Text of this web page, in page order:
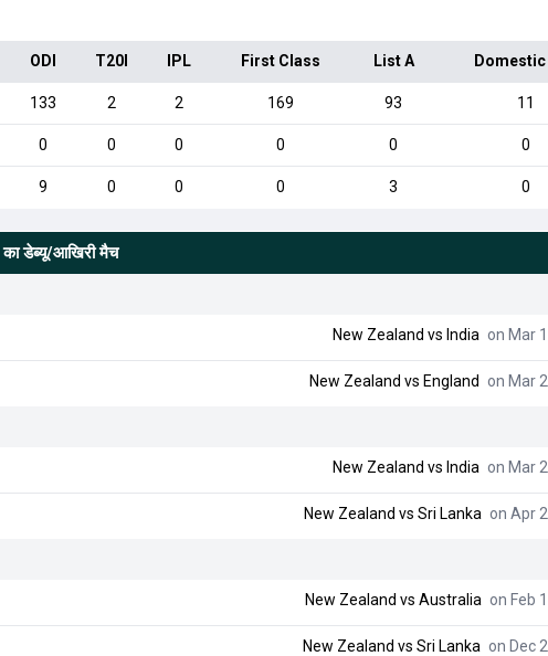
ODI T20I IPL First Class List A
133 2 2 169 93 11
0 0 0 0 0 0
9 0 0 0 3 0
का डेब्यू/आखिरी मैच
New Zealand vs India on Mar
New Zealand vs England on Mar
New Zealand vs India on Mar
New Zealand vs Sri Lanka on Apr
New Zealand vs Australia on Feb
New Zealand vs Sri Lanka on Dec